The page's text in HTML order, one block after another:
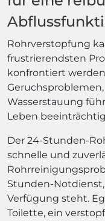
Rohrverstopfung
frustrierendsten
konfrontiert
Wasserstauung
Leben
Der 24-Stunden-
schnelle und
Stunden-
Verfügung steht.
Toilette, ein